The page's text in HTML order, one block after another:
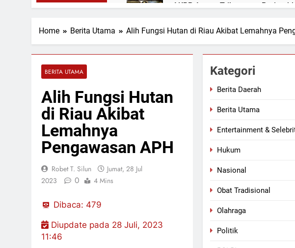
AKBP Agung Tribawanto
Jumat, 7 Agu 2026
Kapolres Pasaman Barat Pimpin
Jumat, 7 Agu 2026
Bulan Bakti Pramuka 2026,
Kadis PUPR Rohul Pimpin Bakti
Home Berita Utama Alih Fungsi Hutan di Riau Akibat Lemahnya
BERITA UTAMA
Alih Fungsi Hutan
di Riau Akibat
Lemahnya
Pengawasan APH
Robet T. Silun
Jumat, 28 Jul
2023
0 4 Mins
Dibaca: 479
Diupdate pada 28 Juli, 2023
11:46
Kategori
Berita Daerah
Berita Utama
Entertainment &
Hukum
Nasional
Obat Tradisional
Olahraga
Politik